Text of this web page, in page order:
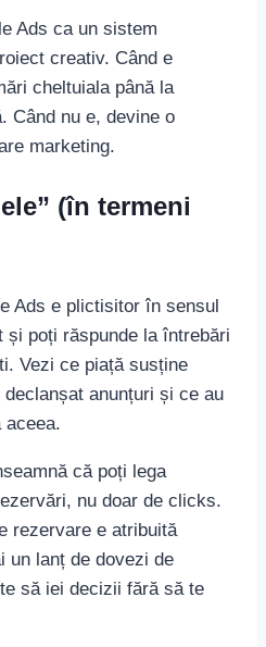
Ads ca un sistem
creativ. Când e
cheltuiala până la
Când nu e, devine o
marketing.
(în termeni
Ads e plictisitor în sensul
și poți răspunde la întrebări
Vezi ce piață susține
anunțuri și ce au
aceea.
că poți lega
nu doar de clicks.
rezervare e atribuită
un lanț de dovezi de
să iei decizii fără să te